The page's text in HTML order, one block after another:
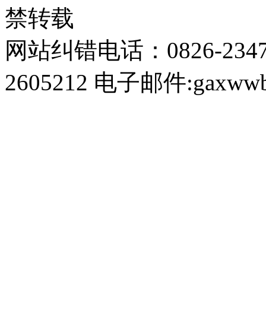
禁转载
网站纠错电话：0826-
2605212 电子邮件